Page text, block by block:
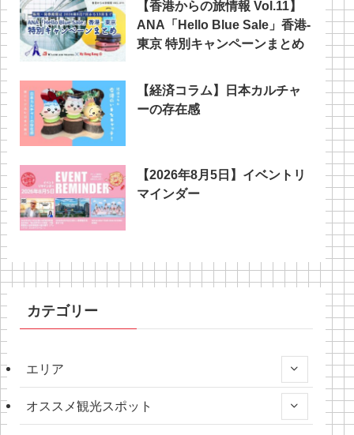
【香港からの旅情報 Vol.11】
ANA「Hello Blue Sale」香港‐
東京 特別キャンペーンまとめ
【経済コラム】日本カルチャ
ーの存在感
【2026年8月5日】イベントリ
マインダー
カテゴリー
エリア
オススメ観光スポット